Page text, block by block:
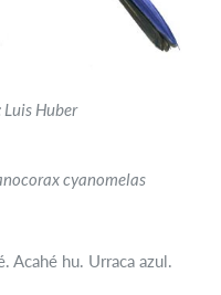
Huber
cyanomelas
Acahé hu. Urraca azul.